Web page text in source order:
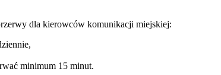
dla kierowców komunikacji miejskiej:
minimum 15 minut.